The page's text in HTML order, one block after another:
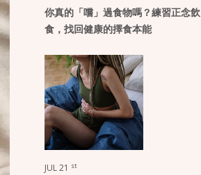
你真的「嚐」過食物嗎？練習正念飲
食，找回健康的擇食本能
JUL 21 st